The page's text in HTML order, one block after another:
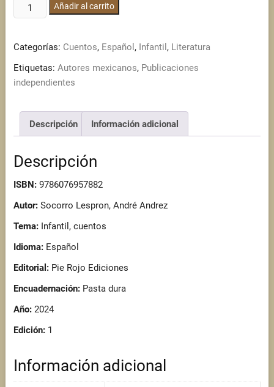
Hermenegilda
La
sin
alas
cantidad
Añadir al carrito
Categorías: Cuentos, Español , Infantil , Literatura
Etiquetas: Autores mexicanos, Publicaciones
independientes
Descripción Información adicional
Descripción
ISBN:9786076957882
Autor:Socorro Lespron, André Andrez
Tema:Infantil, cuentos
Idioma:Español
Editorial:Pie Rojo Ediciones
Encuadernación:Pasta dura
Año:2024
Edición:1
Información adicional